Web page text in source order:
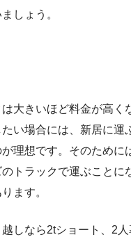
しょう。
大きいほど料金が高く
い場合には、新居に運
理想です。そのために
トラックで運ぶことに
ます。
しなら2tショート、2